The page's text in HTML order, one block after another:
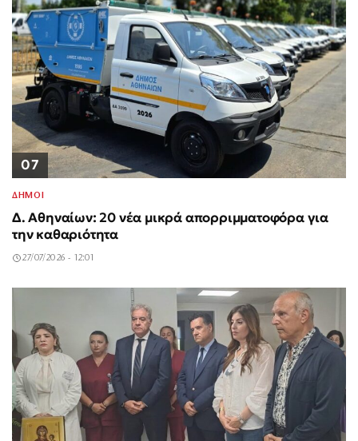
07
ΔΗΜΟΙ
Δ. Αθηναίων: 20 νέα μικρά απορριμματοφόρα για
την καθαριότητα
27/07/2026 - 12:01